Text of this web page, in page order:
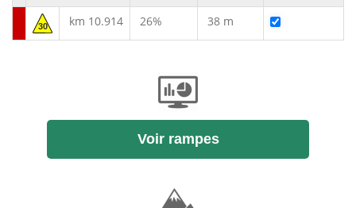
30 km 10.914 26% 38 m
Voir rampes